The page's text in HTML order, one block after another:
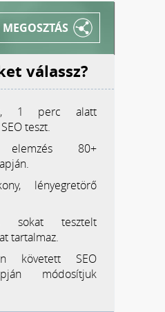
MEGOSZTÁS
válassz?
1 perc alatt
teszt.
elemzés 80+
lényegretörő
sokat tesztelt
tartalmaz.
követett SEO
módosítjuk